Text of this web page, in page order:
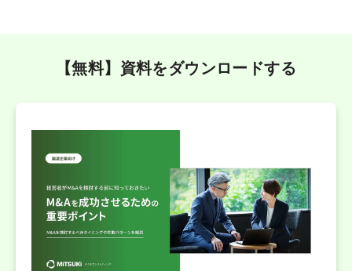
【無料】資料をダウンロードする